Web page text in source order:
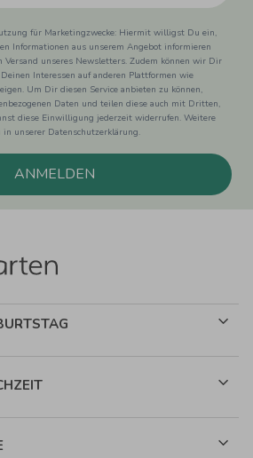
für Marketingzwecke: Hiermit willigst Du ein,
Informationen aus unserem Angebot informieren
Versand unseres Newsletters. Zudem können wir Dir
Interessen auf anderen Plattformen wie
Um Dir diesen Service anbieten zu können,
Daten und teilen diese auch mit Dritten,
diese Einwilligung jederzeit widerrufen. Weitere
unserer Datenschutzerklärung.
ANMELDEN